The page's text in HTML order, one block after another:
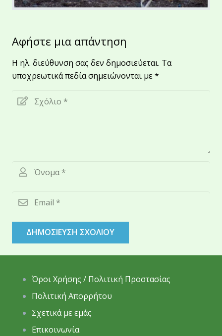
Αφήστε μια απάντηση
Η ηλ. διεύθυνση σας δεν δημοσιεύεται. Τα
υποχρεωτικά πεδία σημειώνονται με*
ΔΗΜΟΣΊΕΥΣΗ ΣΧΟΛΊΟΥ
Όροι Χρήσης / Πολιτική Προστασίας
Πολιτική Απορρήτου
Σχετικά με εμάς
Επικοινωνία